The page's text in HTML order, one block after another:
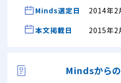
Minds選定日
2014年2
本文掲載日
2015年2
Mindsから